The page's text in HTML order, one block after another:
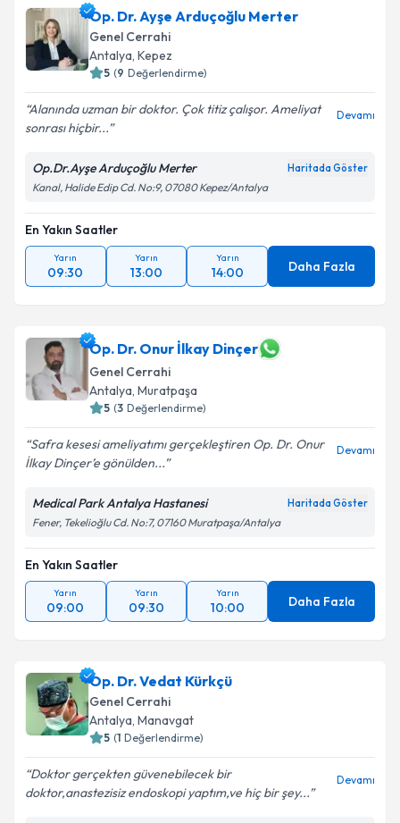
Op. Dr. Ayşe Arduçoğlu Merter
Genel Cerrahi
Antalya, Kepez
5 (9 Değerlendirme)
Alanında uzman bir doktor. Çok titiz çalışor. Ameliyat
sonrası hiçbir...
Devamı
Op.Dr.Ayşe Arduçoğlu Merter Haritada Göster
Kanal, Halide Edip Cd. No:9, 07080 Kepez/Antalya
En Yakın Saatler
Yarın
09:30
Yarın
13:00
Yarın
14:00 Daha Fazla
Op. Dr. Onur İlkay Dinçer
Genel Cerrahi
Antalya, Muratpaşa
5 (3 Değerlendirme)
Safra kesesi ameliyatımı gerçekleştiren Op. Dr. Onur
İlkay Dinçer’e gönülden...
Devamı
Medical Park Antalya Hastanesi Haritada Göster
Fener, Tekelioğlu Cd. No:7, 07160 Muratpaşa/Antalya
En Yakın Saatler
Yarın
09:00
Yarın
09:30
Yarın
10:00 Daha Fazla
Op. Dr. Vedat Kürkçü
Genel Cerrahi
Antalya, Manavgat
5 (1 Değerlendirme)
Doktor gerçekten güvenebilecek bir
doktor,anastezisiz endoskopi yaptım,ve hiç bir şey...
Devamı